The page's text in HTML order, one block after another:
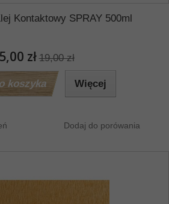
Kontaktowy SPRAY 500ml
zł 19,00 zł
koszyka Więcej
Dodaj do porówania